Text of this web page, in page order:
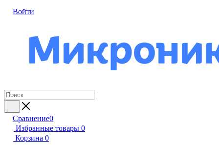
Войти
Сравнение0
Избранные товары 0
Корзина 0